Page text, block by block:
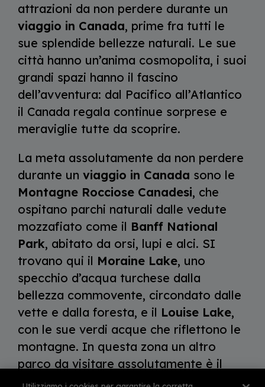
attrazioni da non perdere durante un
viaggio in Canada, prime fra tutti le
sue splendide bellezze naturali. Le sue
città hanno un’anima cosmopolita, i suoi
grandi spazi hanno il fascino
dell’avventura: dal Pacifico all’Atlantico
il Canada regala continue sorprese e
meraviglie tutte da scoprire.
La meta assolutamente da non perdere
durante un viaggio in Canada sono le
Montagne Rocciose Canadesi, che
ospitano parchi naturali dalle vedute
mozzafiato come il Banff National
Park, abitato da orsi, lupi e alci. SI
trovano qui il Moraine Lake, uno
specchio d’acqua turchese dalla
bellezza commovente, circondato dalle
vette e dalla foresta, e il Louise Lake,
con le sue verdi acque che riflettono le
montagne. In questa zona un altro
parco da visitare assolutamente è il
Jasper National Park , dove dedicarsi